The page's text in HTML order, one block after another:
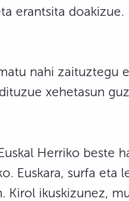
erantsita doakizue.
nahi zaituztegu
xehetasun
Herriko beste
Euskara, surfa eta
Kirol ikuskizunez,